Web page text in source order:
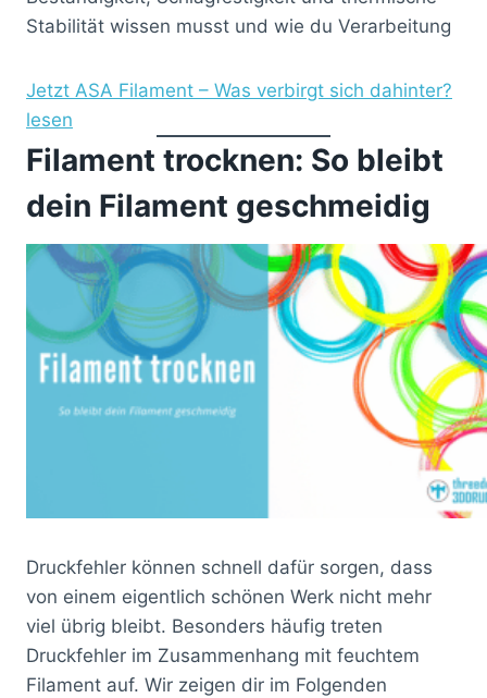
Stabilität wissen musst und wie du Verarbeitung
Jetzt ASA Filament – Was verbirgt sich dahinter?
lesen
Filament trocknen: So bleibt
dein Filament geschmeidig
Druckfehler können schnell dafür sorgen, dass
von einem eigentlich schönen Werk nicht mehr
viel übrig bleibt. Besonders häufig treten
Druckfehler im Zusammenhang mit feuchtem
Filament auf. Wir zeigen dir im Folgenden